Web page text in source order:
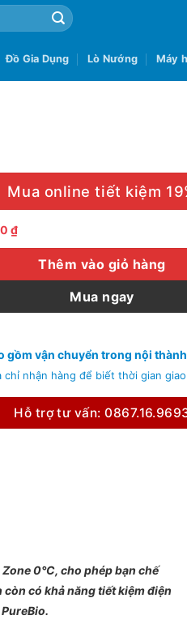
Đồ Gia Dụng Lò Nướng Máy
Mua online tiết kiệm
₫
Thêm vào giỏ hàng
Mua ngay
gồm vận chuyển trong nội
chỉ nhận hàng để biết thời gian giao
Hỗ trợ tư vấn:
0°C, cho phép bạn chế
có khả năng tiết kiệm điện